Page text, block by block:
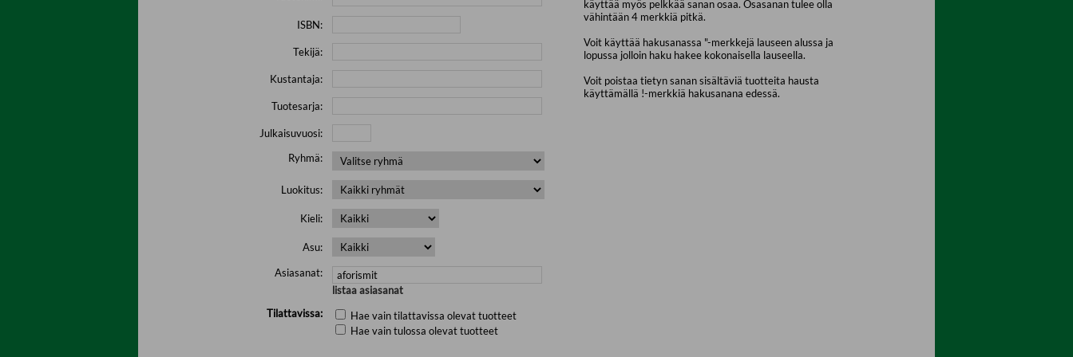
ISBN:
Tekijä:
Kustantaja:
Tuotesarja:
Julkaisuvuosi:
Ryhmä:
Luokitus:
Kieli:
Asu:
Asiasanat:
listaa asiasanat
Tilattavissa:
Hae vain tilattavissa olevat tuotteet
Hae vain tulossa olevat tuotteet
käyttää myös pelkkää sanan osaa. Osasanan tulee olla
vähintään 4 merkkiä pitkä.
Voit käyttää hakusanassa "-merkkejä lauseen alussa ja
lopussa jolloin haku hakee kokonaisella lauseella.
Voit poistaa tietyn sanan sisältäviä tuotteita hausta
käyttämällä !-merkkiä hakusanana edessä.